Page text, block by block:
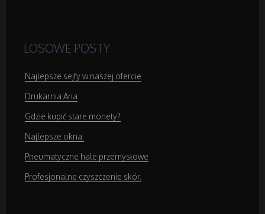
Oprogramowanie
LOSOWE POSTY
Najlepsze sejfy w naszej ofercie
Drukarnia Aria
Gdzie kupić stare monety?
Najlepsze okna.
Pneumatyczne hale przemysłowe
Profesjonalne czyszczenie skór.